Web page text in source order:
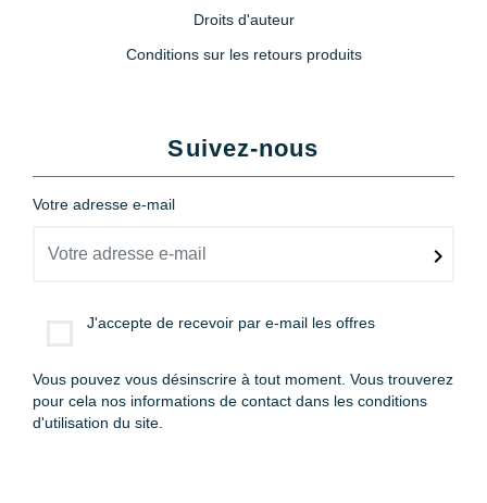
Droits d'auteur
Conditions sur les retours produits
Suivez-nous
Votre adresse e-mail
J'accepte de recevoir par e-mail les offres
Vous pouvez vous désinscrire à tout moment. Vous trouverez
pour cela nos informations de contact dans les conditions
d'utilisation du site.